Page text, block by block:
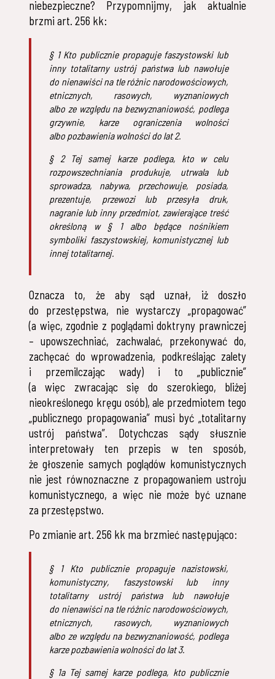
niebezpieczne? Przypomnijmy, jak aktualnie
brzmi art. 256 kk:
§ 1 Kto publicznie propaguje faszystowski lub
inny totalitarny ustrój państwa lub nawołuje
do nienawiści na tle różnic narodowościowych,
etnicznych, rasowych, wyznaniowych
albo ze względu na bezwyznaniowość, podlega
grzywnie, karze ograniczenia wolności
albo pozbawienia wolności do lat 2.
§ 2 Tej samej karze podlega, kto w celu
rozpowszechniania produkuje, utrwala lub
sprowadza, nabywa, przechowuje, posiada,
prezentuje, przewozi lub przesyła druk,
nagranie lub inny przedmiot, zawierające treść
określoną w § 1 albo będące nośnikiem
symboliki faszystowskiej, komunistycznej lub
innej totalitarnej.
Oznacza to, że aby sąd uznał, iż doszło
do przestępstwa, nie wystarczy „propagować”
(a więc, zgodnie z poglądami doktryny prawniczej
– upowszechniać, zachwalać, przekonywać do,
zachęcać do wprowadzenia, podkreślając zalety
i przemilczając wady) i to „publicznie”
(a więc zwracając się do szerokiego, bliżej
nieokreślonego kręgu osób), ale przedmiotem tego
„publicznego propagowania” musi być „totalitarny
ustrój państwa”. Dotychczas sądy słusznie
interpretowały ten przepis w ten sposób,
że głoszenie samych poglądów komunistycznych
nie jest równoznaczne z propagowaniem ustroju
komunistycznego, a więc nie może być uznane
za przestępstwo.
Po zmianie art. 256 kk ma brzmieć następująco:
§ 1 Kto publicznie propaguje nazistowski,
komunistyczny, faszystowski lub inny
totalitarny ustrój państwa lub nawołuje
do nienawiści na tle różnic narodowościowych,
etnicznych, rasowych, wyznaniowych
albo ze względu na bezwyznaniowość, podlega
karze pozbawienia wolności do lat 3.
§ 1a Tej samej karze podlega, kto publicznie